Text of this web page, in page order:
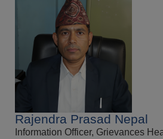
Rajendra Prasad Nepal
Information Officer, Grievances